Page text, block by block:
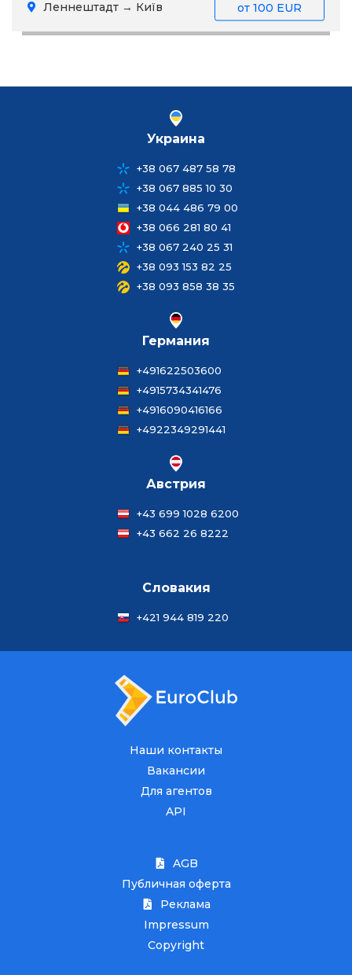
Леннештадт → Київ от 100 EUR
Украина
+38 067 487 58 78
+38 067 885 10 30
+38 044 486 79 00
+38 066 281 80 41
+38 067 240 25 31
+38 093 153 82 25
+38 093 858 38 35
Германия
+491622503600
+4915734341476
+4916090416166
+4922349291441
Австрия
+43 699 1028 6200
+43 662 26 8222
Словакия
+421 944 819 220
Наши контакты
Вакансии
Для агентов
API
AGB
Публичная оферта
Реклама
Impressum
Copyright